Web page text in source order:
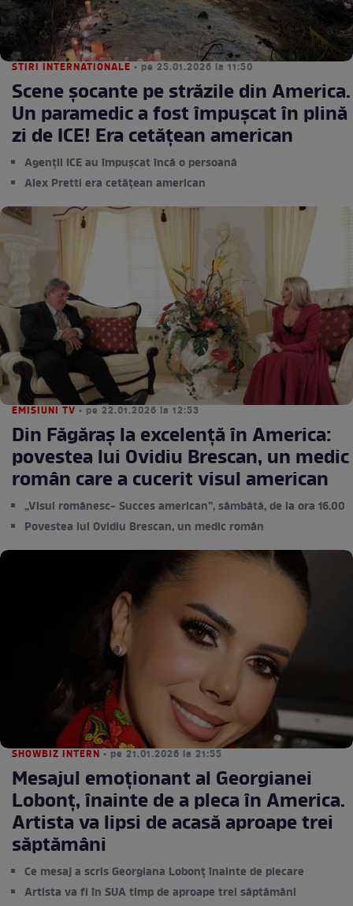
STIRI INTERNATIONALE • pe 25.01.2026 la 11:50
Scene șocante pe străzile din America.
Un paramedic a fost împușcat în plină
zi de ICE! Era cetățean american
Agenții ICE au împușcat încă o persoană
Alex Pretti era cetățean american
EMISIUNI TV • pe 22.01.2026 la 12:53
Din Făgăraș la excelență în America:
povestea lui Ovidiu Brescan, un medic
român care a cucerit visul american
„Visul românesc- Succes american”, sâmbătă, de la ora 16.00
Povestea lui Ovidiu Brescan, un medic român
SHOWBIZ INTERN • pe 21.01.2026 la 21:55
Mesajul emoționant al Georgianei
Lobonț, înainte de a pleca în America.
Artista va lipsi de acasă aproape trei
săptămâni
Ce mesaj a scris Georgiana Lobonț înainte de plecare
Artista va fi în SUA timp de aproape trei săptămâni